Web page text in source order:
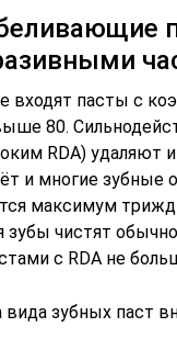
входят пасты с
80.
RDA) удаляют
и многие зубные
максимум
зубы чистят
с RDA не
зубных паст